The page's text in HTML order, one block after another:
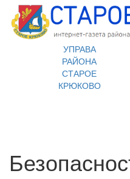
УПРАВА
РАЙОНА
СТАРОЕ
КРЮКОВО